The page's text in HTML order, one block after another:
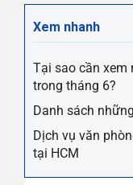
Xem nhanh
Tại sao cần xem
trong tháng 6?
Danh sách
Dịch vụ văn
tại HCM